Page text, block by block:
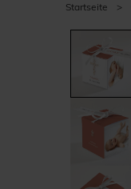
Startseite >